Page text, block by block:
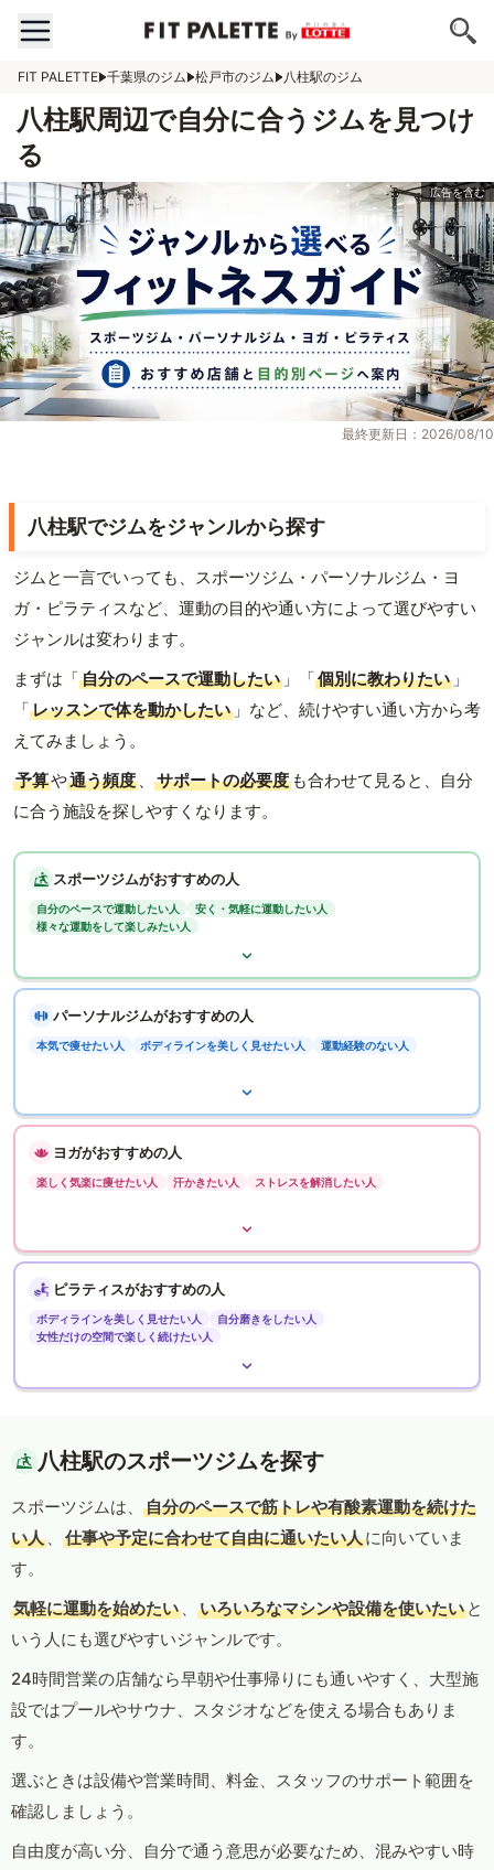
FIT PALETTE 千葉県のジム 松戸市のジム 八柱駅のジム
八柱駅周辺で自分に合うジムを見つけ
る
最終更新日：2026/08/10
八柱駅でジムをジャンルから探す
ジムと一言でいっても、スポーツジム・パーソナルジム・ヨ
ガ・ピラティスなど、運動の目的や通い方によって選びやすい
ジャンルは変わります。
まずは「自分のペースで運動したい 」「個別に教わりたい 」
「レッスンで体を動かしたい 」など、続けやすい通い方から考
えてみましょう。
予算や通う頻度 、 サポートの必要度 も合わせて見ると、自分
に合う施設を探しやすくなります。
スポーツジムがおすすめの人
自分のペースで運動したい人
安く・気軽に運動したい人
様々な運動をして楽しみたい人
パーソナルジムがおすすめの人
本気で痩せたい人 ボディラインを美しく見せたい人 運動経験のない人
ヨガがおすすめの人
楽しく気楽に痩せたい人 汗かきたい人 ストレスを解消したい人
ピラティスがおすすめの人
ボディラインを美しく見せたい人
自分磨きをしたい人
女性だけの空間で楽しく続けたい人
八柱駅のスポーツジムを探す
スポーツジムは、
自分のペースで筋トレや有酸素運動を続けた
い人 、 仕事や予定に合わせて自由に通いたい人に向いていま
す。
気軽に運動を始めたい 、 いろいろなマシンや設備を使いたい と
いう人にも選びやすいジャンルです。
24時間営業の店舗なら早朝や仕事帰りにも通いやすく、大型施
設ではプールやサウナ、スタジオなどを使える場合もありま
す。
選ぶときは設備や営業時間、料金、スタッフのサポート範囲を
確認しましょう。
自由度が高い分、自分で通う意思が必要なため、混みやすい時